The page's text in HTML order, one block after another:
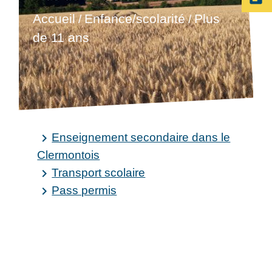
Accueil/Enfance/scolarité/Plus
de 11 ans
keyboard_arrow_rightEnseignement secondaire dans le
Clermontois
keyboard_arrow_rightTransport scolaire
keyboard_arrow_rightPass permis